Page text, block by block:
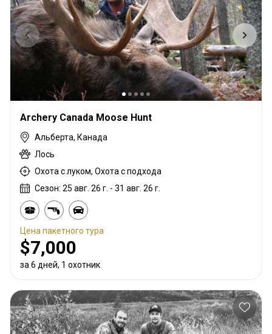
Archery Canada Moose Hunt
Альберта, Канада
Лось
Охота с луком, Охота с подхода
Сезон: 25 авг. 26 г. - 31 авг. 26 г.
Цена пакетного тура
$7,000
за 6 дней, 1 охотник